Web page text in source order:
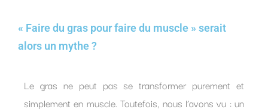
« Faire du gras pour faire du muscle » serait
alors un mythe ?
Le gras ne peut pas se transformer purement et
simplement en muscle. Toutefois, nous l’avons vu : un